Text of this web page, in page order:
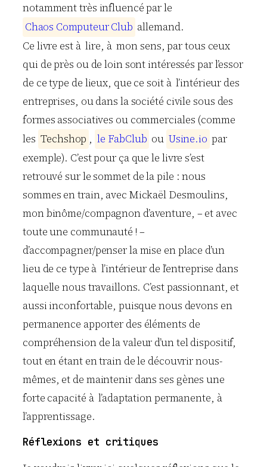
notamment très influencé par le
Chaos ComputeurClub allemand.
Ce livre est à lire, à mon sens, par tous ceux
qui de près ou de loin sont intéressés par l’essor
de ce type de lieux, que ce soit à l’intérieur des
entreprises, ou dans la société civile sous des
formes associatives ou commerciales (comme
les Techshop , le FabClub ou Usine.io par
exemple). C’est pour ça que le livre s’est
retrouvé sur le sommet de la pile : nous
sommes en train, avec Mickaël Desmoulins,
mon binôme/compagnon d’aventure, – et avec
toute une communauté ! –
d’accompagner/penser la mise en place d’un
lieu de ce type à l’intérieur de l’entreprise dans
laquelle nous travaillons. C’est passionnant, et
aussi inconfortable, puisque nous devons en
permanence apporter des éléments de
compréhension de la valeur d’un tel dispositif,
tout en étant en train de le découvrir nous-
mêmes, et de maintenir dans ses gènes une
forte capacité à l’adaptation permanente, à
l’apprentissage.
Réflexions et critiques